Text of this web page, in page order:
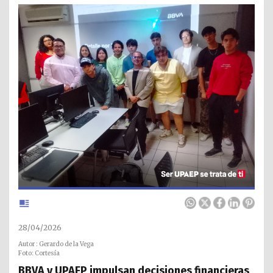
28/04/2026
Autor : Gerardo de la Vega
Foto: Cortesía